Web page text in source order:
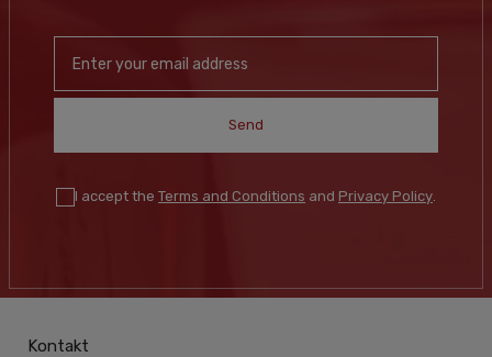
Send
I accept the Terms and Conditions and Privacy Policy.
Kontakt